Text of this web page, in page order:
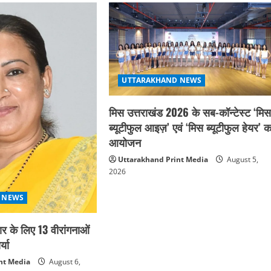
के लिए 13 वीरांगनाओं
Media
August 6,
UTTARAKHAND NEWS
मिस उत्तराखंड 2026 के सब-कॉन्टेस्ट ‘मिस
ब्यूटीफुल आइज़’ एवं ‘मिस ब्यूटीफुल हेयर’
आयोजन
Uttarakhand Print Media
August 5,
2026